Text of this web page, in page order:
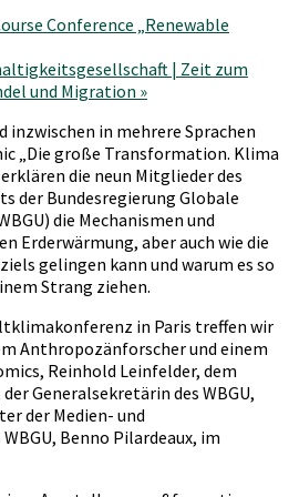
Conference „Renewable
| Zeit zum
und Migration »
inzwischen in mehrere Sprachen
„Die große Transformation. Klima
die neun Mitglieder des
der Bundesregierung Globale
die Mechanismen und
Erderwärmung, aber auch wie die
gelingen kann und warum es so
Strang ziehen.
in Paris treffen wir
Anthropozänforscher und einem
Reinhold Leinfelder, dem
Generalsekretärin des WBGU,
der Medien- und
Benno Pilardeaux, im